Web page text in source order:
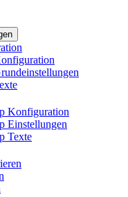
Konfiguration
Einstellungen
Texte